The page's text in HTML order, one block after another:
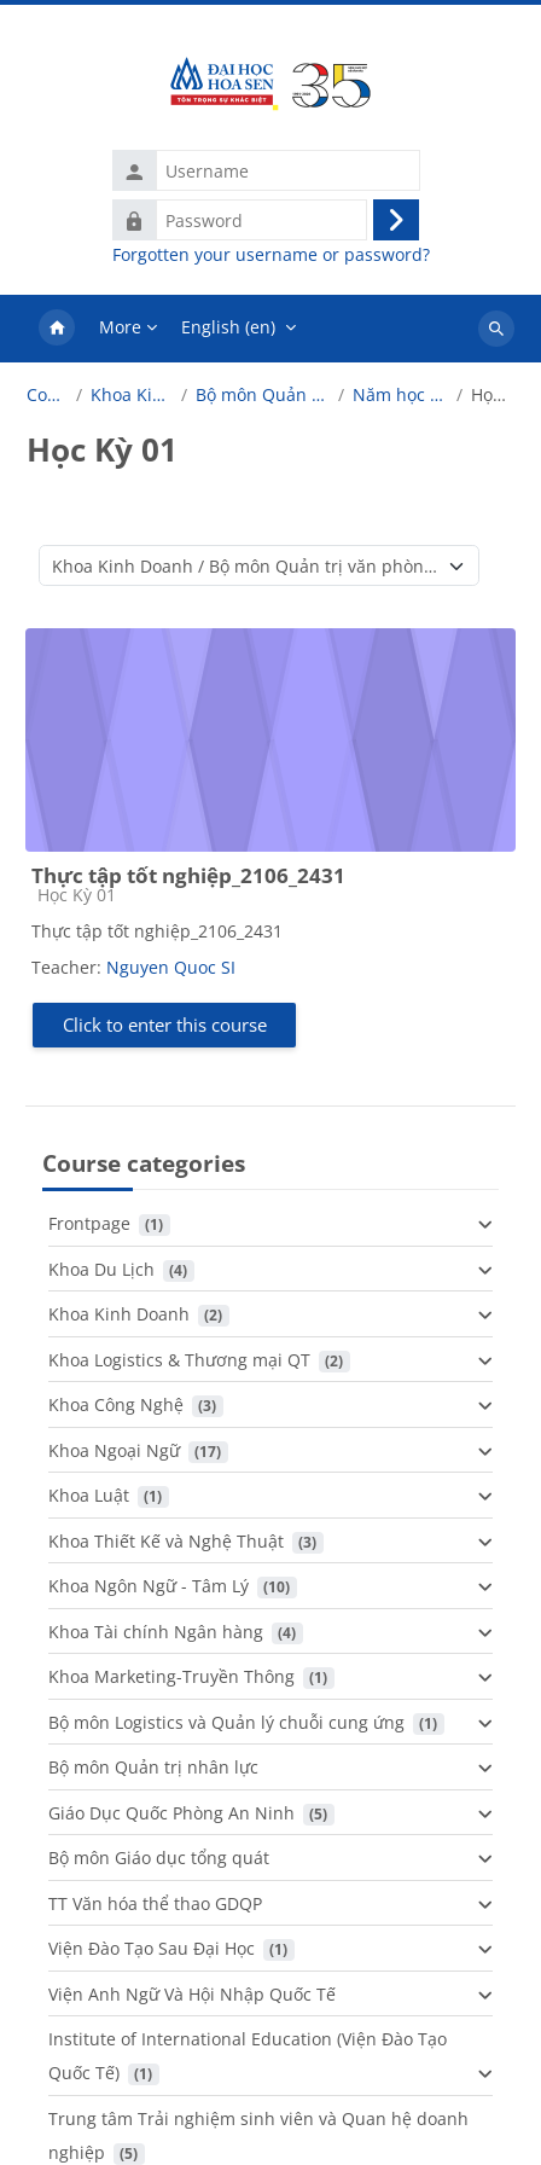
Username
Password
Log
in
Forgotten your username or password?
More English ‎(en)‎
Search
Courses Khoa Kinh Doanh Bộ môn Quản trị văn phòng Năm học 2024-2025 Học Kỳ 01
Học Kỳ 01
Course categories
Thực tập tốt nghiệp_2106_2431
Course category
Học Kỳ 01
Thực tập tốt nghiệp_2106_2431
Teacher: Nguyen Quoc SI
Click to enter this course
Course categories
Frontpage (1)
Khoa Du Lịch (4)
Khoa Kinh Doanh (2)
Khoa Logistics & Thương mại QT (2)
Khoa Công Nghệ (3)
Khoa Ngoại Ngữ (17)
Khoa Luật (1)
Khoa Thiết Kế và Nghệ Thuật (3)
Khoa Ngôn Ngữ - Tâm Lý (10)
Khoa Tài chính Ngân hàng (4)
Khoa Marketing-Truyền Thông (1)
Bộ môn Logistics và Quản lý chuỗi cung ứng (1)
Bộ môn Quản trị nhân lực
Giáo Dục Quốc Phòng An Ninh
(5)
Bộ môn Giáo dục tổng quát
TT Văn hóa thể thao GDQP
Viện Đào Tạo Sau Đại Học
(1)
Viện Anh Ngữ Và Hội Nhập Quốc Tế
Institute of International Education (Viện Đào Tạo
Quốc Tế)
(1)
Trung tâm Trải nghiệm sinh viên và Quan hệ doanh
nghiệp
(5)